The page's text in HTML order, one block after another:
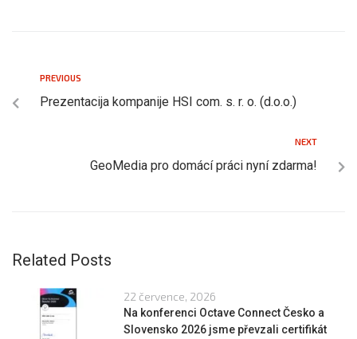
PREVIOUS
Prezentacija kompanije HSI com. s. r. o. (d.o.o.)
NEXT
GeoMedia pro domácí práci nyní zdarma!
Related Posts
22 července, 2026
Na konferenci Octave Connect Česko a
Slovensko 2026 jsme převzali certifikát